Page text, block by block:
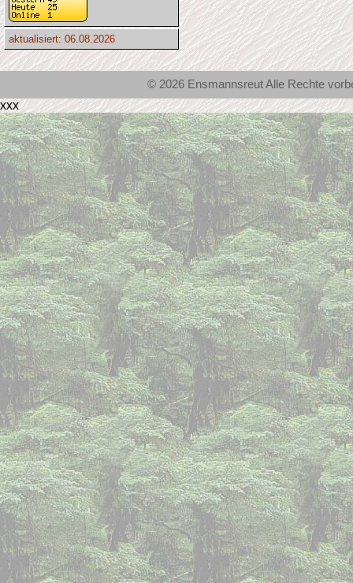
aktualisiert: 06.08.2026
© 2026 Ensmannsreut Alle Rechte
xxx